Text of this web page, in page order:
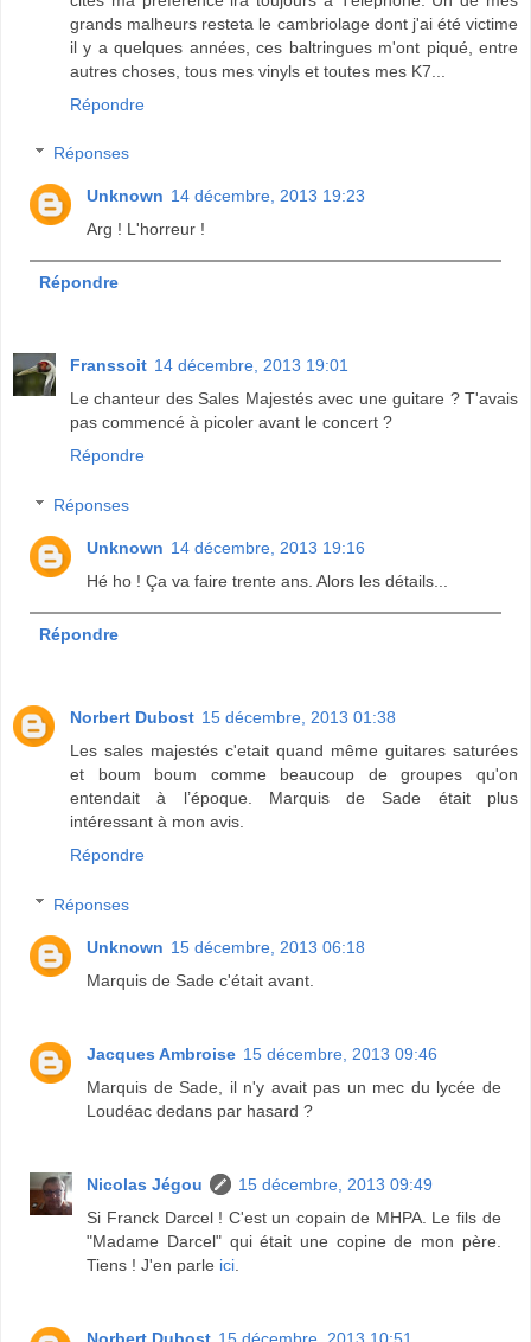
grands malheurs resteta le cambriolage dont j'ai été victime
il y a quelques années, ces baltringues m'ont piqué, entre
autres choses, tous mes vinyls et toutes mes K7...
Répondre
Réponses
Unknown 14 décembre, 2013 19:23
Arg ! L'horreur !
Répondre
Franssoit 14 décembre, 2013 19:01
Le chanteur des Sales Majestés avec une guitare ? T'avais
pas commencé à picoler avant le concert ?
Répondre
Réponses
Unknown 14 décembre, 2013 19:16
Hé ho ! Ça va faire trente ans. Alors les détails...
Répondre
Norbert Dubost 15 décembre, 2013 01:38
Les sales majestés c'etait quand même guitares saturées
et boum boum comme beaucoup de groupes qu'on
entendait à l’époque. Marquis de Sade était plus
intéressant à mon avis.
Répondre
Réponses
Unknown 15 décembre, 2013 06:18
Marquis de Sade c'était avant.
Jacques Ambroise 15 décembre, 2013 09:46
Marquis de Sade, il n'y avait pas un mec du lycée de
Loudéac dedans par hasard ?
Nicolas Jégou
15 décembre, 2013 09:49
Si Franck Darcel ! C'est un copain de MHPA. Le fils de
"Madame Darcel" qui était une copine de mon père.
Tiens ! J'en parle ici
Norbert Dubost 15 décembre, 2013 10:51